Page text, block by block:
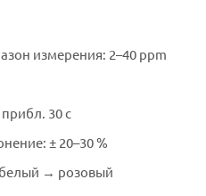
измерения: 2–40 ppm
30 с
± 20–30 %
→ розовый